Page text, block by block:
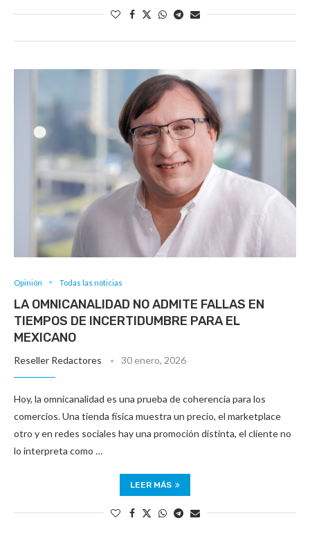
Opinión Todas las noticias
LA OMNICANALIDAD NO ADMITE FALLAS EN
TIEMPOS DE INCERTIDUMBRE PARA EL
MEXICANO
Reseller Redactores 30 enero, 2026
Hoy, la omnicanalidad es una prueba de coherencia para los
comercios. Una tienda física muestra un precio, el marketplace
otro y en redes sociales hay una promoción distinta, el cliente no
lo interpreta como …
LEER MÁS